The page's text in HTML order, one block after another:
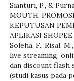
Sianturi, P., &
MOUTH,
KEPUTUSAN
APLIKASI SHOPEE.
Soleha, F., Risal,
live streaming,
dan discount flash
(studi kasus pada